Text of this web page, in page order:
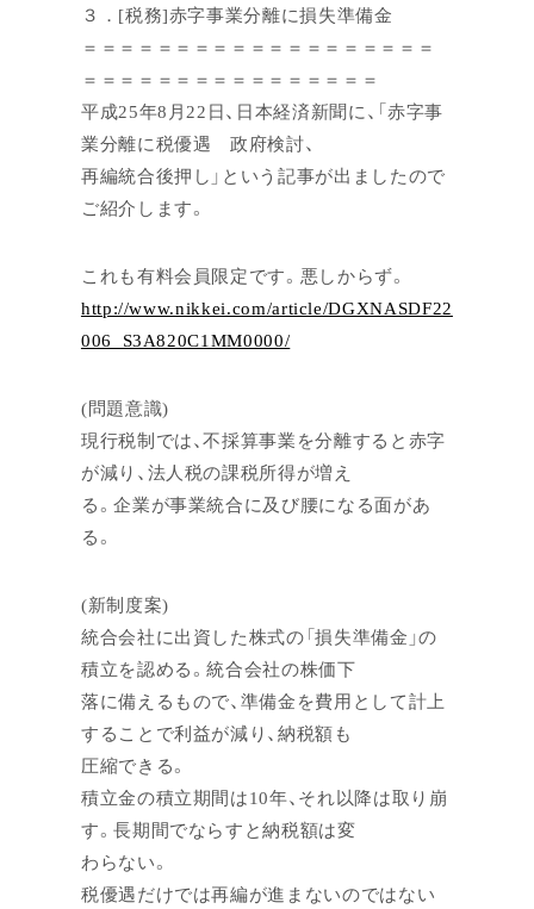
３．[税務]赤字事業分離に損失準備金
＝＝＝＝＝＝＝＝＝＝＝＝＝＝＝＝＝＝＝
＝＝＝＝＝＝＝＝＝＝＝＝＝＝＝＝
平成25年8月22日、日本経済新聞に、「赤字事
業分離に税優遇 政府検討、
再編統合後押し」という記事が出ましたので
ご紹介します。
これも有料会員限定です。悪しからず。
http://www.nikkei.com/article/DGXNASDF22
006_S3A820C1MM0000/
(問題意識)
現行税制では、不採算事業を分離すると赤字
が減り、法人税の課税所得が増え
る。企業が事業統合に及び腰になる面があ
る。
(新制度案)
統合会社に出資した株式の「損失準備金」の
積立を認める。統合会社の株価下
落に備えるもので、準備金を費用として計上
することで利益が減り、納税額も
圧縮できる。
積立金の積立期間は10年、それ以降は取り崩
す。長期間でならすと納税額は変
わらない。
税優遇だけでは再編が進まないのではない